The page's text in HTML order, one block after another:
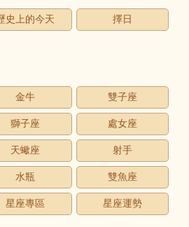
史上的今天 擇日
金牛 雙子座
獅子座 處女座
天蠍座 射手
水瓶 雙魚座
星座專區 星座運勢